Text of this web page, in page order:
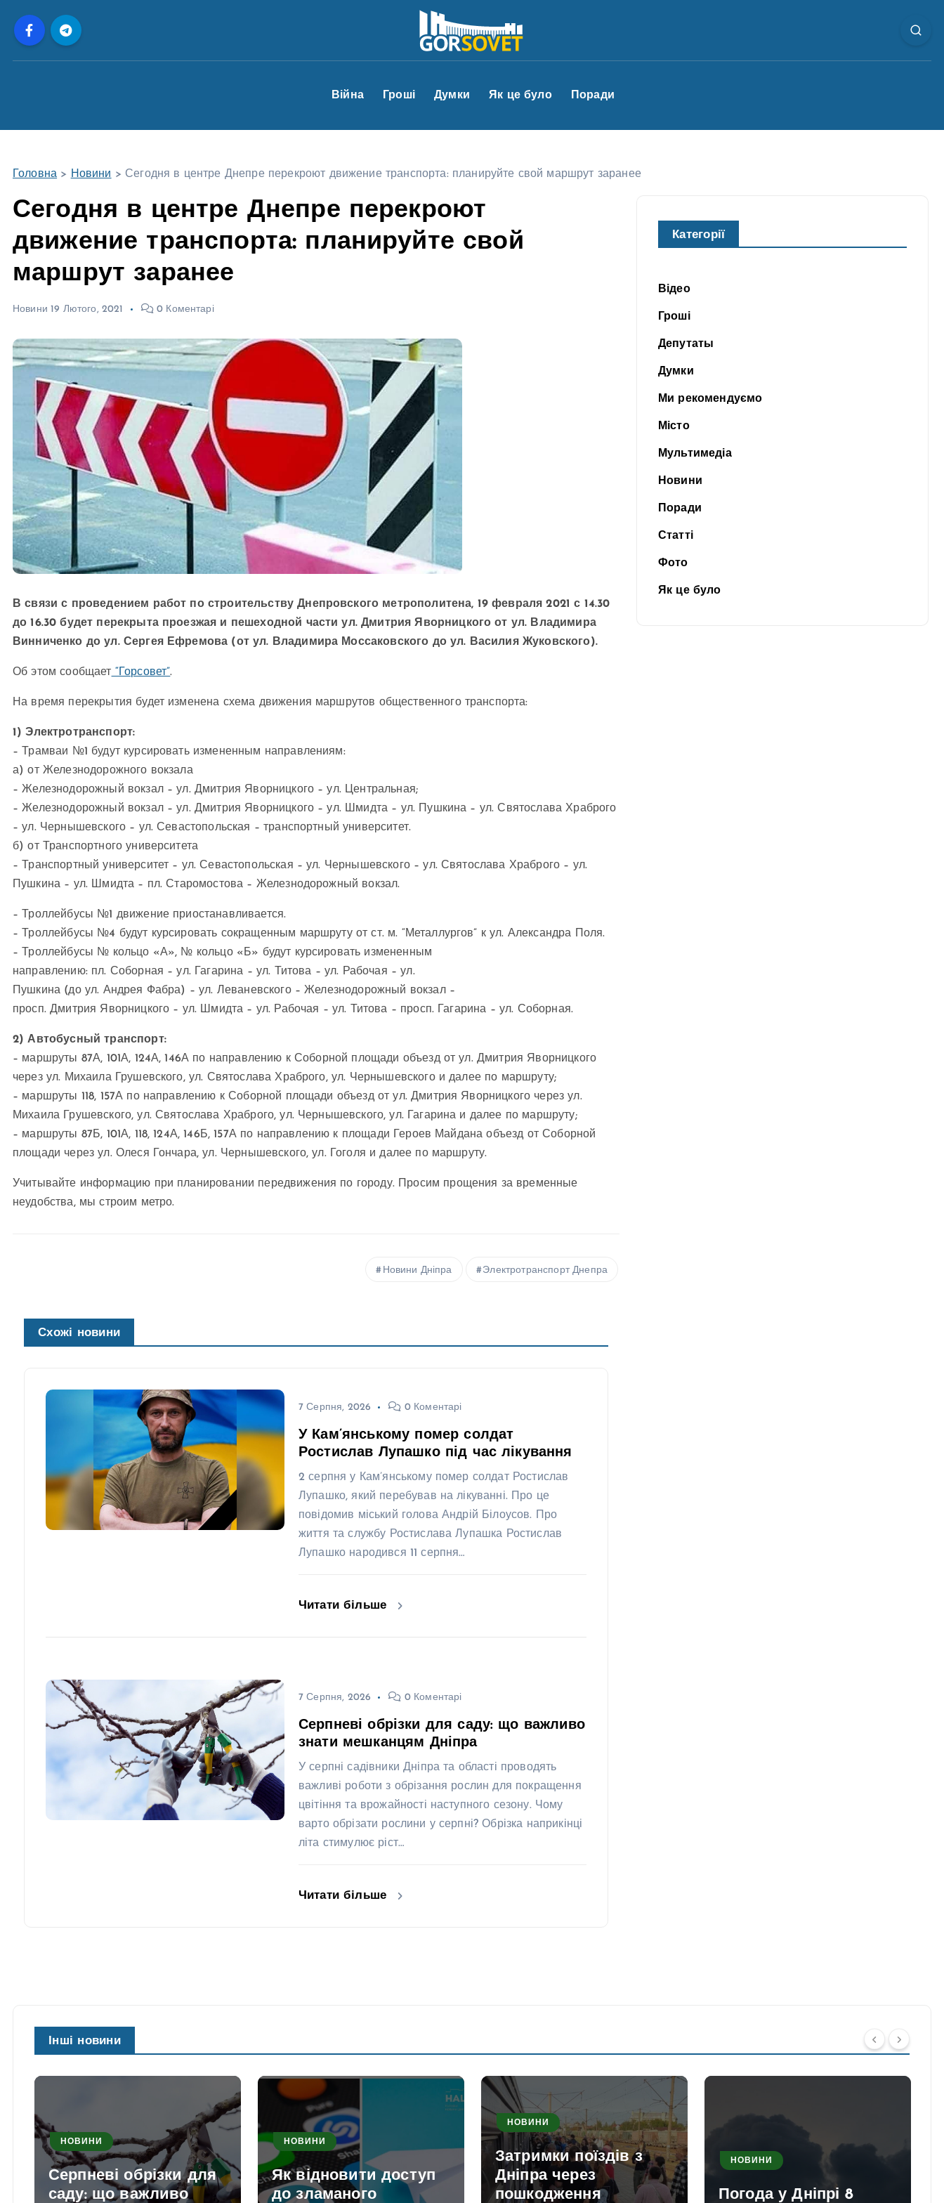
Війна Гроші Думки Як це було Поради
Головна > Новини > Сегодня в центре Днепре перекроют движение транспорта: планируйте свой маршрут заранее
Сегодня в центре Днепре перекроют
движение транспорта: планируйте свой
маршрут заранее
Новини 19 Лютого, 2021 0 Коментарі
В связи с проведением работ по строительству Днепровского метрополитена, 19 февраля 2021 с 14.30
до 16.30 будет перекрыта проезжая и пешеходной части ул. Дмитрия Яворницкого от ул. Владимира
Винниченко до ул. Сергея Ефремова (от ул. Владимира Моссаковского до ул. Василия Жуковского).
Об этом сообщает “Горсовет”.
На время перекрытия будет изменена схема движения маршрутов общественного транспорта:
1) Электротранспорт:
– Трамваи №1 будут курсировать измененным направлениям:
а) от Железнодорожного вокзала
– Железнодорожный вокзал – ул. Дмитрия Яворницкого – ул. Центральная;
– Железнодорожный вокзал – ул. Дмитрия Яворницкого – ул. Шмидта – ул. Пушкина – ул. Святослава Храброго
– ул. Чернышевского – ул. Севастопольская – транспортный университет.
б) от Транспортного университета
– Транспортный университет – ул. Севастопольская – ул. Чернышевского – ул. Святослава Храброго – ул.
Пушкина – ул. Шмидта – пл. Старомостова – Железнодорожный вокзал.
– Троллейбусы №1 движение приостанавливается.
– Троллейбусы №4 будут курсировать сокращенным маршруту от ст. м. “Металлургов” к ул. Александра Поля.
– Троллейбусы № кольцо «А», № кольцо «Б» будут курсировать измененным
направлению: пл. Соборная – ул. Гагарина – ул. Титова – ул. Рабочая – ул.
Пушкина (до ул. Андрея Фабра) – ул. Леваневского – Железнодорожный вокзал –
просп. Дмитрия Яворницкого – ул. Шмидта – ул. Рабочая – ул. Титова – просп. Гагарина – ул. Соборная.
2) Автобусный транспорт:
– маршруты 87А, 101А, 124А, 146А по направлению к Соборной площади объезд от ул. Дмитрия Яворницкого
через ул. Михаила Грушевского, ул. Святослава Храброго, ул. Чернышевского и далее по маршруту;
– маршруты 118, 157А по направлению к Соборной площади объезд от ул. Дмитрия Яворницкого через ул.
Михаила Грушевского, ул. Святослава Храброго, ул. Чернышевского, ул. Гагарина и далее по маршруту;
– маршруты 87Б, 101А, 118, 124А, 146Б, 157А по направлению к площади Героев Майдана объезд от Соборной
площади через ул. Олеся Гончара, ул. Чернышевского, ул. Гоголя и далее по маршруту.
Учитывайте информацию при планировании передвижения по городу. Просим прощения за временные
неудобства, мы строим метро.
Новини Дніпра Электротранспорт Днепра
Схожі новини
7 Серпня, 2026 0 Коментарі
У Кам’янському помер солдат
Ростислав Лупашко під час лікування
2 серпня у Кам’янському помер солдат Ростислав
Лупашко, який перебував на лікуванні. Про це
повідомив міський голова Андрій Білоусов. Про
життя та службу Ростислава Лупашка Ростислав
Лупашко народився 11 серпня…
Читати більше
7 Серпня, 2026 0 Коментарі
Серпневі обрізки для саду: що важливо
знати мешканцям Дніпра
У серпні садівники Дніпра та області проводять
важливі роботи з обрізання рослин для покращення
цвітіння та врожайності наступного сезону. Чому
варто обрізати рослини у серпні? Обрізка наприкінці
літа стимулює ріст…
Читати більше
Категорії
Відео
Гроші
Депутаты
Думки
Ми рекомендуємо
Місто
Мультимедіа
Новини
Поради
Статті
Фото
Як це було
Інші новини
НОВИНИ
Серпневі обрізки для
саду: що важливо
НОВИНИ
Як відновити доступ
до зламаного
НОВИНИ
Затримки поїздів з
Дніпра через
пошкодження
НОВИНИ
Погода у Дніпрі 8